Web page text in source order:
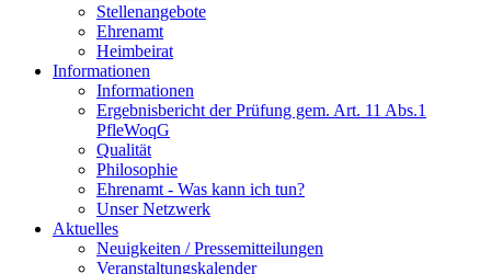
Stellenangebote
Ehrenamt
Heimbeirat
Informationen
Informationen
Ergebnisbericht der Prüfung gem. Art. 11 Abs.1
PfleWoqG
Qualität
Philosophie
Ehrenamt - Was kann ich tun?
Unser Netzwerk
Aktuelles
Neuigkeiten / Pressemitteilungen
Veranstaltungskalender